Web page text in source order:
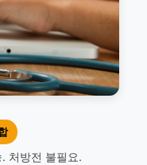
처방전 불필요.